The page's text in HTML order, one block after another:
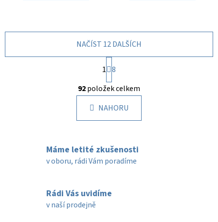
O
v
l
á
d
c
í
p
k
NAČÍST 12 DALŠÍCH
S
t
r
á
n
k
n
í
1 8
92položek celkem
NAHORU
Máme letité zkušenosti
v oboru, rádi Vám poradíme
Rádi Vás uvidíme
v naší prodejně